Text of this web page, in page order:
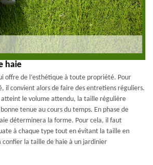
haie
offre de l’esthétique à toute propriété. Pour
il convient alors de faire des entretiens réguliers.
atteint le volume attendu, la taille régulière
tenue au cours du temps. En phase de
déterminera la forme. Pour cela, il faut
à chaque type tout en évitant la taille en
confier la taille de haie à un jardinier